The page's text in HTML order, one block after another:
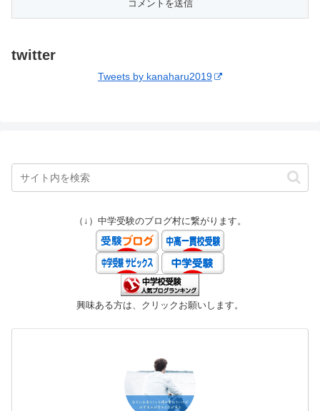
twitter
Tweets by kanaharu2019
（↓）中学受験のブログ村に繋がります。
興味ある方は、クリックお願いします。